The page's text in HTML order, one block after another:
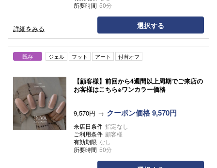
所要時間 50分
詳細をみる 選択する
既存 ジェル フット アート 付替オフ
【顧客様】前回から4週間以上周期でご来店の
お客様はこちら※ワンカラー価格
9,570円 クーポン価格 9,570円
来店日条件 指定なし
ご利用条件 顧客様
有効期限 なし
所要時間 50分